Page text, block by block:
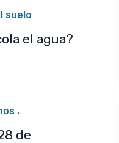
suelo
el agua?
.
de